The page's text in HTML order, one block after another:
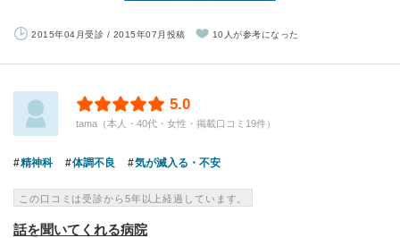
2015年04月受診 / 2015年07月投稿 10人が参考になった
5.0
tama（本人・40代・女性・掲載口コミ19件）
精神科 体調不良 気が滅入る・不安
この口コミは受診から5年以上経過しています。
話を聞いてくれる病院